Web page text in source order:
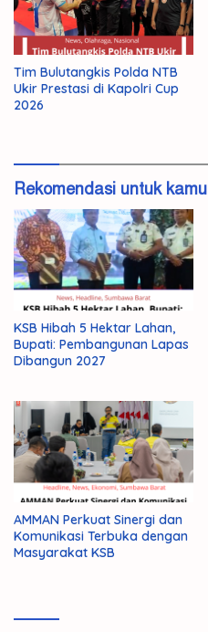
Tim Bulutangkis Polda NTB
Ukir Prestasi di Kapolri Cup
2026
Rekomendasi untuk kamu
KSB Hibah 5 Hektar Lahan,
Bupati: Pembangunan Lapas
Dibangun 2027
AMMAN Perkuat Sinergi dan
Komunikasi Terbuka dengan
Masyarakat KSB